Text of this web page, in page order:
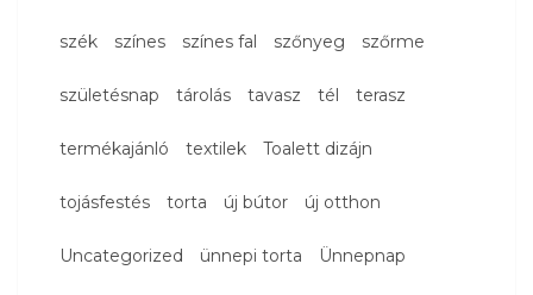
szék színes színes fal szőnyeg szőrme
születésnap tárolás tavasz tél terasz
termékajánló textilek Toalett dizájn
tojásfestés torta új bútor új otthon
Uncategorized ünnepi torta Ünnepnap